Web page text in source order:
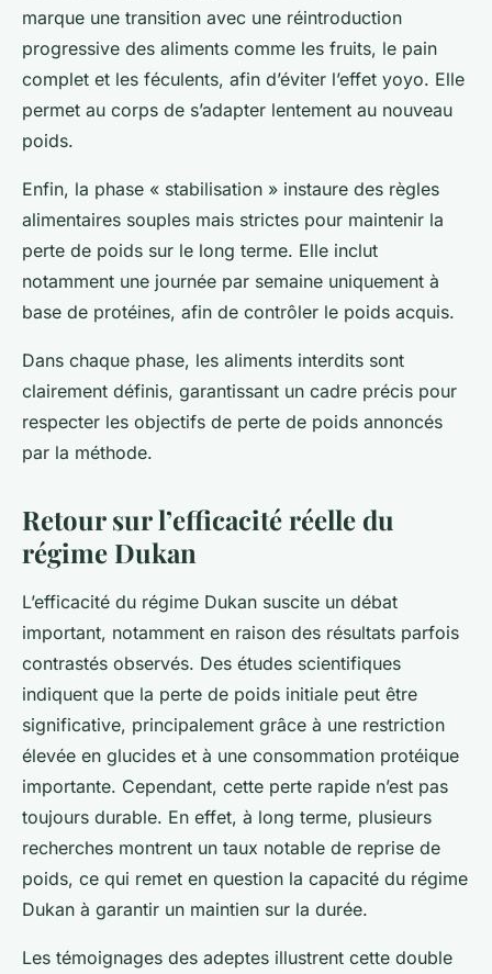
marque une transition avec une réintroduction
progressive des aliments comme les fruits, le pain
complet et les féculents, afin d’éviter l’effet yoyo. Elle
permet au corps de s’adapter lentement au nouveau
poids.
Enfin, la phase « stabilisation » instaure des règles
alimentaires souples mais strictes pour maintenir la
perte de poids sur le long terme. Elle inclut
notamment une journée par semaine uniquement à
base de protéines, afin de contrôler le poids acquis.
Dans chaque phase, les aliments interdits sont
clairement définis, garantissant un cadre précis pour
respecter les objectifs de perte de poids annoncés
par la méthode.
Retour sur l’efficacité réelle du
régime Dukan
L’efficacité du régime Dukan suscite un débat
important, notamment en raison des résultats parfois
contrastés observés. Des études scientifiques
indiquent que la perte de poids initiale peut être
significative, principalement grâce à une restriction
élevée en glucides et à une consommation protéique
importante. Cependant, cette perte rapide n’est pas
toujours durable. En effet, à long terme, plusieurs
recherches montrent un taux notable de reprise de
poids, ce qui remet en question la capacité du régime
Dukan à garantir un maintien sur la durée.
Les témoignages des adeptes illustrent cette double